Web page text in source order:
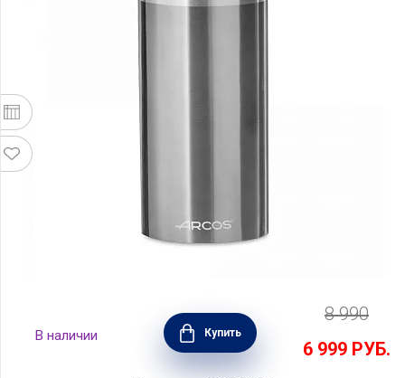
Подставка для ножей универсальная 11х22
см, нержавеющая сталь, Arcos, 794900
В наличии Купить
8 990
6 999 РУБ.